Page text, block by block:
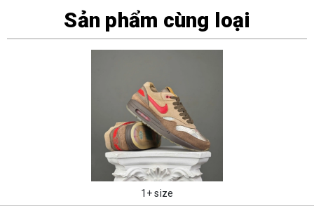
Sản phẩm cùng loại
1+ size